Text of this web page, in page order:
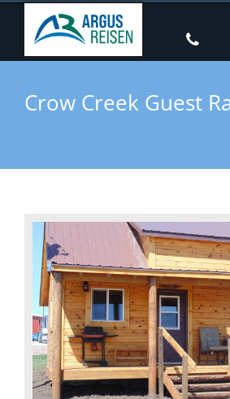
Crow Creek Guest